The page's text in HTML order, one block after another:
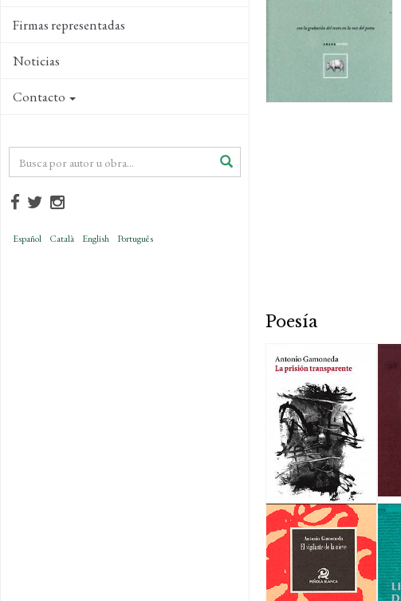
Firmas representadas
Noticias
Contacto
Español Català English Português
Poesía